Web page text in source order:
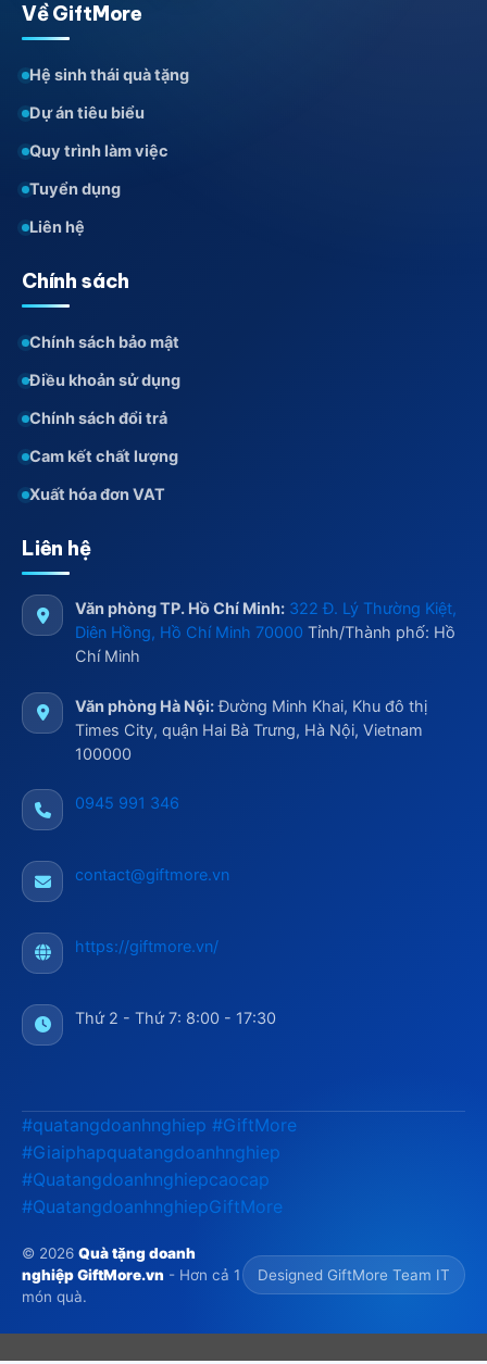
Về GiftMore
Hệ sinh thái quà tặng
Dự án tiêu biểu
Quy trình làm việc
Tuyển dụng
Liên hệ
Chính sách
Chính sách bảo mật
Điều khoản sử dụng
Chính sách đổi trả
Cam kết chất lượng
Xuất hóa đơn VAT
Liên hệ
Văn phòng TP. Hồ Chí Minh: 322 Đ. Lý Thường Kiệt,
Diên Hồng, Hồ Chí Minh 70000 Tỉnh/Thành phố: Hồ
Chí Minh
Văn phòng Hà Nội:Đường Minh Khai, Khu đô thị
Times City, quận Hai Bà Trưng, Hà Nội, Vietnam
100000
0945 991 346
contact@giftmore.vn
https://giftmore.vn/
Thứ 2 - Thứ 7: 8:00 - 17:30
#quatangdoanhnghiep #GiftMore
#Giaiphapquatangdoanhnghiep
#Quatangdoanhnghiepcaocap
#QuatangdoanhnghiepGiftMore
© 2026 Quà tặng doanh
nghiệp GiftMore.vn - Hơn cả 1
món quà.
Designed GiftMore Team IT